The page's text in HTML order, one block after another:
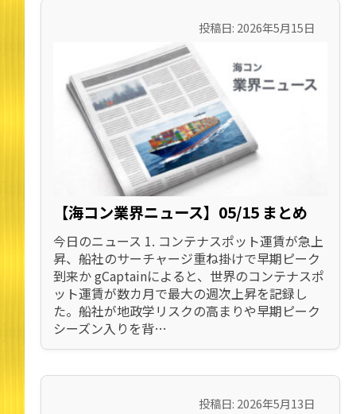
投稿日: 2026年5月15日
【海コン業界ニュース】05/15 まとめ
今日のニュース 1. コンテナスポット運賃が急上
昇、船社のサーチャージ重ね掛けで早期ピーク
到来か gCaptainによると、世界のコンテナスポ
ット運賃が数カ月で最大の週次上昇を記録し
た。船社が地政学リスクの高まりや早期ピーク
シーズン入りを背…
投稿日: 2026年5月13日